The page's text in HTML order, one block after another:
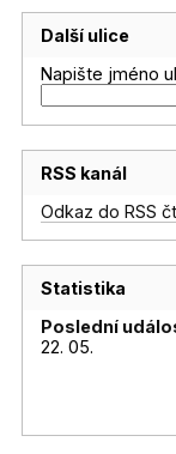
Další ulice
Napište jméno
RSS kanál
Odkaz do RSS
Statistika
Poslední
22. 05.